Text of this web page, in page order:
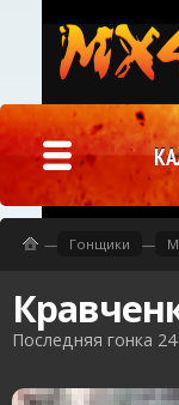
Последняя гонка
— Гонщики —